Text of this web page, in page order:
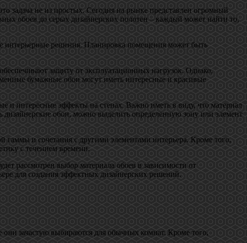
задача не из простых. Сегодня на рынке представлен огромный
обоев до серых дизайнерских полотен – каждый может найти то,
интерьерные решения. Планировка помещения может быть
защиту от эксплуатационных нагрузок. Однако,
бумажные обои могут иметь интересные и красивые
и интересные эффекты на стенах. Важно иметь в виду, что материал
обои, можно выделить определенную зону или элемент
гаммы и сочетания с другими элементами интерьера. Кроме того,
с течением времени.
рассмотрен выбор материала обоев в зависимости от
для создания эффектных дизайнерских решений.
они зачастую выбираются для обычных комнат. Кроме того,